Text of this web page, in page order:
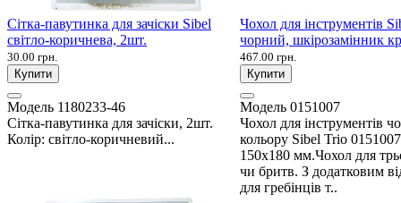
Сітка-павутинка для зачіски Sibel
світло-коричнева, 2шт.
30.00 грн.
Купити
Модель 1180233-46
Сітка-павутинка для зачіски, 2шт.
Колір: світло-коричневий...
Чохол для інструментів
чорний, шкірозамінник
467.00 грн.
Купити
Модель 0151007
Чохол для інструментів
кольору Sibel Trio
150х180 мм.Чохол для
чи бритв. З додатковим
для гребінців т..